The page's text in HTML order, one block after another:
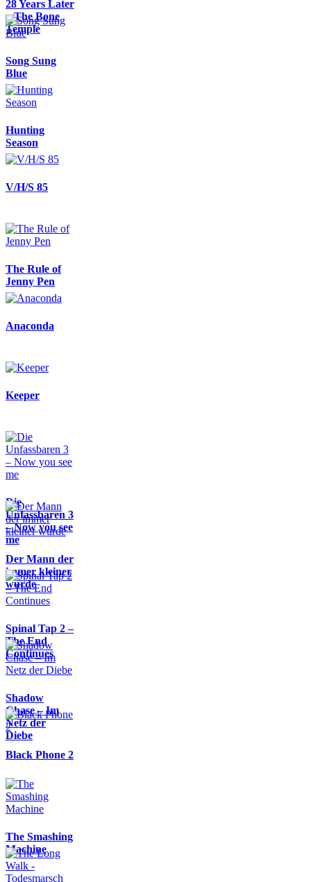
28 Years Later
– The Bone
Temple
Song Sung
Blue
Hunting
Season
V/H/S 85
The Rule of
Jenny Pen
Anaconda
Keeper
Die
Unfassbaren 3
– Now you see
me
Der Mann der
immer kleiner
wurde
Spinal Tap 2 –
The End
Continues
Shadow
Chase – Im
Netz der
Diebe
Black Phone 2
The Smashing
Machine